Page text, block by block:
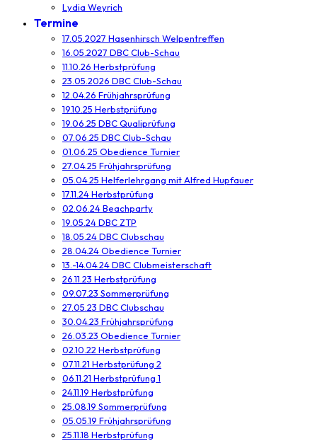
Lydia Weyrich
Termine
17.05.2027 Hasenhirsch Welpentreffen
16.05.2027 DBC Club-Schau
11.10.26 Herbstprüfung
23.05.2026 DBC Club-Schau
12.04.26 Frühjahrsprüfung
19.10.25 Herbstprüfung
19.06.25 DBC Qualiprüfung
07.06.25 DBC Club-Schau
01.06.25 Obedience Turnier
27.04.25 Frühjahrsprüfung
05.04.25 Helferlehrgang mit Alfred Hupfauer
17.11.24 Herbstprüfung
02.06.24 Beachparty
19.05.24 DBC ZTP
18.05.24 DBC Clubschau
28.04.24 Obedience Turnier
13.-14.04.24 DBC Clubmeisterschaft
26.11.23 Herbstprüfung
09.07.23 Sommerprüfung
27.05.23 DBC Clubschau
30.04.23 Frühjahrsprüfung
26.03.23 Obedience Turnier
02.10.22 Herbstprüfung
07.11.21 Herbstprüfung 2
06.11.21 Herbstprüfung 1
24.11.19 Herbstprüfung
25.08.19 Sommerprüfung
05.05.19 Frühjahrsprüfung
25.11.18 Herbstprüfung